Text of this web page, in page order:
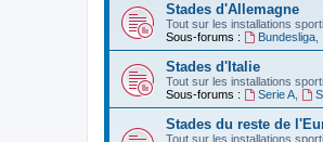
Stades d'Allemagne
Tout sur les installations
Sous-forums :
Bundesliga,
Stades d'Italie
Tout sur les installations
Sous-forums :
Serie A,
Stades du reste de
Tout sur les installations